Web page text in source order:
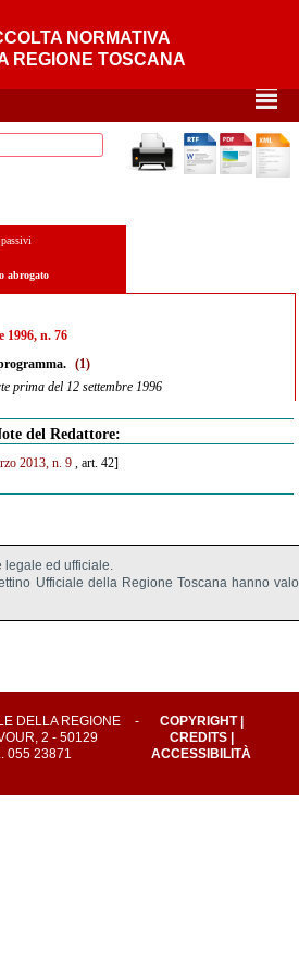
NORMATIVA
REGIONE TOSCANA
²
abrogato
1996, n. 76
(1)
prima del 12 settembre 1996
del Redattore:
2013, n. 9, art. 42]
legale ed ufficiale.
Ufficiale della Regione Toscana hanno
DELLA REGIONE
2 - 50129
055 23871
- COPYRIGHT|
CREDITS|
ACCESSIBILITÀ